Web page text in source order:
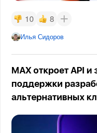
10 8
Илья Сидоров
MAX откроет API
поддержки
альтернативных